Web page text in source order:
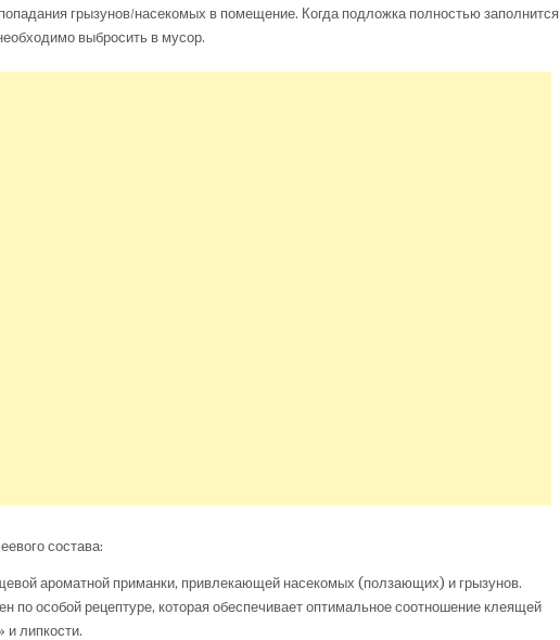
грызунов/насекомых в помещение. Когда подложка полностью заполнится
выбросить в мусор.
состава:
ароматной приманки, привлекающей насекомых (ползающих) и грызунов.
по особой рецептуре, которая обеспечивает оптимальное соотношение клеящей
и липкости.